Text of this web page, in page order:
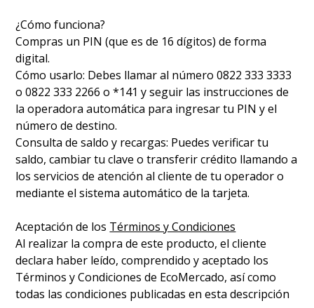
¿Cómo funciona?
Compras un PIN (que es de 16 dígitos) de forma
digital.
Cómo usarlo: Debes llamar al número 0822 333 3333
o 0822 333 2266 o *141 y seguir las instrucciones de
la operadora automática para ingresar tu PIN y el
número de destino.
Consulta de saldo y recargas: Puedes verificar tu
saldo, cambiar tu clave o transferir crédito llamando a
los servicios de atención al cliente de tu operador o
mediante el sistema automático de la tarjeta.
Aceptación de los Términos y Condiciones
Al realizar la compra de este producto, el cliente
declara haber leído, comprendido y aceptado los
Términos y Condiciones de EcoMercado, así como
todas las condiciones publicadas en esta descripción